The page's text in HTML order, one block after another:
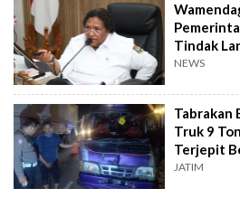
Tindak
Makanan
NEWS
Tabrakan
Truk 9
Terjepit
JATIM